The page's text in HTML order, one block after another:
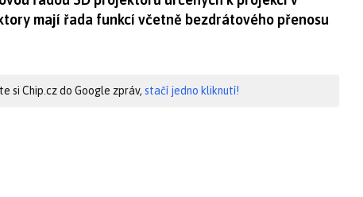
mají řada funkcí včetně bezdrátového přenosu
si Chip.cz do Google zpráv, stačí jedno kliknutí!